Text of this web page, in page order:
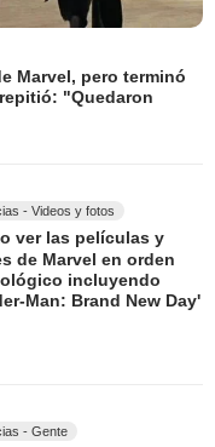
Marvel, pero terminó
"Quedaron
- Videos y fotos
ver las películas y
de Marvel en orden
incluyendo
Man: Brand New Day'
- Gente